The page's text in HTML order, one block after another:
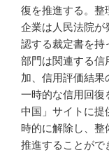
復を推進する。整
企業は人民法院が
認する裁定書を持
部門は関連する信
加、信用評価結
一時的な信用回復
中国」サイトに提
時的に解除し、整
推進することがで